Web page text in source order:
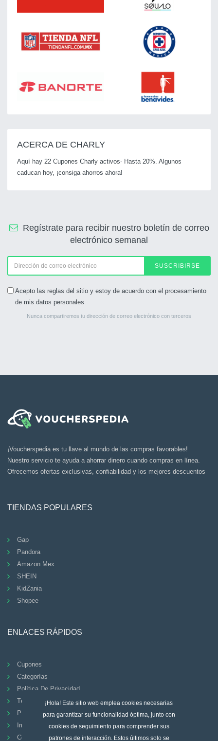
¡Hola! Este sitio web emplea cookies necesarias
para garantizar su funcionalidad óptima, junto con
cookies de seguimiento para comprender sus
patrones de interacción. Estos últimos solo se
ACERCA DE CHARLY
Aquí hay 22 Cupones Charly activos- Hasta 20%. Algunos
caducan hoy, ¡consiga ahorros ahora!
Regístrate para recibir nuestro boletín de correo
electrónico semanal
SUSCRIBIRSE
Acepto las reglas del sitio y estoy de acuerdo con el procesamiento
de mis datos personales
Nunca compartiremos tu dirección de correo electrónico con terceros
¡Voucherspedia es tu llave al mundo de las compras favorables!
Nuestro servicio te ayuda a ahorrar dinero cuando compras en línea.
Ofrecemos ofertas exclusivas, confiabilidad y los mejores descuentos
TIENDAS POPULARES
Gap
Pandora
Amazon Mex
SHEIN
KidZania
Shopee
ENLACES RÁPIDOS
Cupones
Categorías
Política De Privacidad
Términos Y Condiciones
PREGUNTAS FRECUENTES
Imprimir
Contacto